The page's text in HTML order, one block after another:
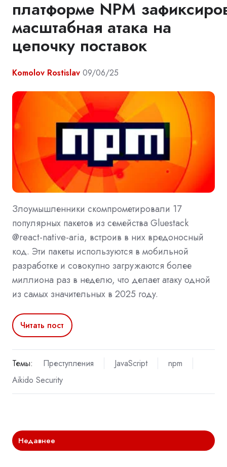
платформе NPM
масштабная атака на
цепочку поставок
Komolov Rostislav 09/06/25
Злоумышленники скомпрометировали 17
популярных пакетов из семейства Gluestack
@react-native-aria, встроив в них вредоносный
код. Эти пакеты используются в мобильной
разработке и совокупно загружаются более
миллиона раз в неделю, что делает атаку одной
из самых значительных в 2025 году.
Читать пост
Темы: Преступления JavaScript
npm
Aikido Security
Недавнее